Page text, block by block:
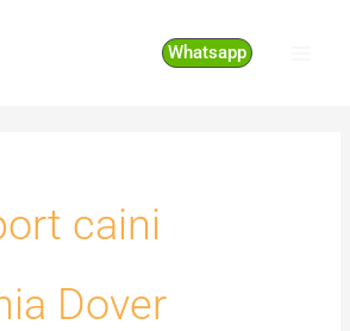
Whatsapp
caini
Dover